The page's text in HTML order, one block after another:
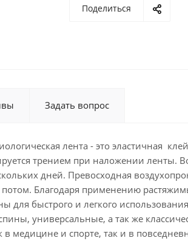
Поделиться
Задать вопрос
лента - это эластичная
трением при наложении ленты.
дней. Превосходная
Благодаря применению
быстрого и легкого
универсальные, а так же
медицине и спорте, так и в